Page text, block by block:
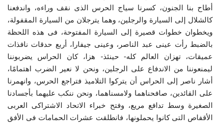
أطاح بنا الجنون، كسرنا سياج الحرس الذى نقف وراءه، واندفعنا
كالشلال إلى السيارة والرجلين، وهما يترجلان من السيارة المقفولة،
ويخطوان خطوات قصيرة إلى السيارة المفتوحة، فى هذه اللحظة
بالضبط رأت عينى عبد الناصر، وعينى جيفارا، أربع حدقات نافذات
عميقات، تهزان العالم كله- حينئذ- هزا، كان الحراس يضربوننا
ليمنعوننا من الاندفاع على الرجلين، ونحن لا نعير الضرب اهتمامًا،
أشار ناصر إلى الحراس أن يتركوا التلاميذ فتراجع الحرس، وانهمرنا
على القائدين، صافحناهما ولامسناهما، ونحن ننكب عليهما بأجسادنا
الصغيرة وسط تدافع مريع، وفتح خبراء الاتحاد الاشتراكى العربى
الأقفاص التى كانوا يحملونها، فانطلقت عشرات الحمامات فى الأفق